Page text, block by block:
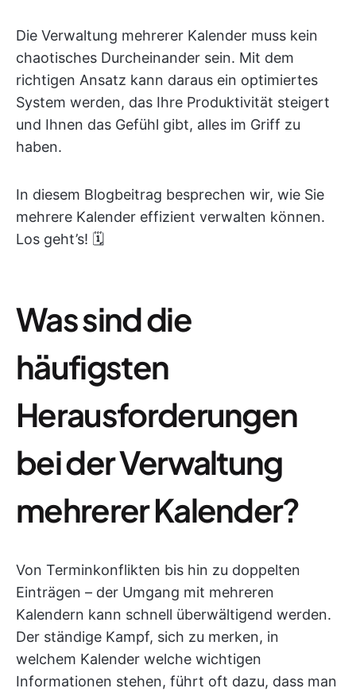
Die Verwaltung mehrerer Kalender muss kein
chaotisches Durcheinander sein. Mit dem
richtigen Ansatz kann daraus ein optimiertes
System werden, das Ihre Produktivität steigert
und Ihnen das Gefühl gibt, alles im Griff zu
haben.
In diesem Blogbeitrag besprechen wir, wie Sie
mehrere Kalender effizient verwalten können.
Los geht’s! 🗓️
Was sind die
häufigsten
Herausforderungen
bei der Verwaltung
mehrerer Kalender?
Von Terminkonflikten bis hin zu doppelten
Einträgen – der Umgang mit mehreren
Kalendern kann schnell überwältigend werden.
Der ständige Kampf, sich zu merken, in
welchem Kalender welche wichtigen
Informationen stehen, führt oft dazu, dass man